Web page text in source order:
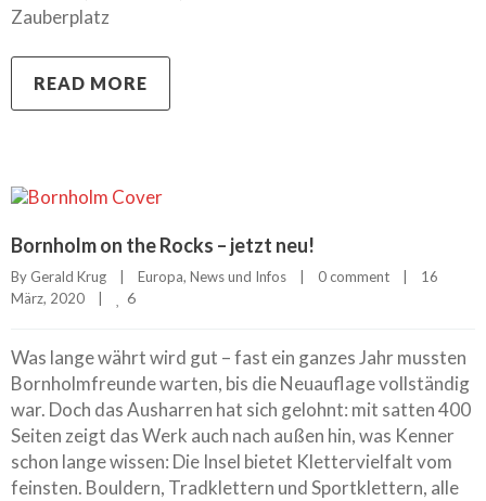
Zauberplatz
READ MORE
Bornholm on the Rocks – jetzt neu!
By Gerald Krug Europa, News und Infos 0 comment
16
März, 2020
6
Was lange währt wird gut – fast ein ganzes Jahr mussten
Bornholmfreunde warten, bis die Neuauflage vollständig
war. Doch das Ausharren hat sich gelohnt: mit satten 400
Seiten zeigt das Werk auch nach außen hin, was Kenner
schon lange wissen: Die Insel bietet Klettervielfalt vom
feinsten. Bouldern, Tradklettern und Sportklettern, alle